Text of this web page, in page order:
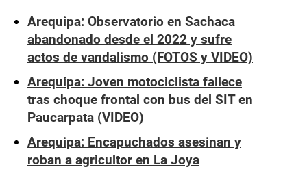
Arequipa: Observatorio en Sachaca
abandonado desde el 2022 y sufre
actos de vandalismo (FOTOS y VIDEO)
Arequipa: Joven motociclista fallece
tras choque frontal con bus del SIT en
Paucarpata (VIDEO)
Arequipa: Encapuchados asesinan y
roban a agricultor en La Joya